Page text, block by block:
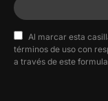
Al marcar esta
términos de uso con
a través de este